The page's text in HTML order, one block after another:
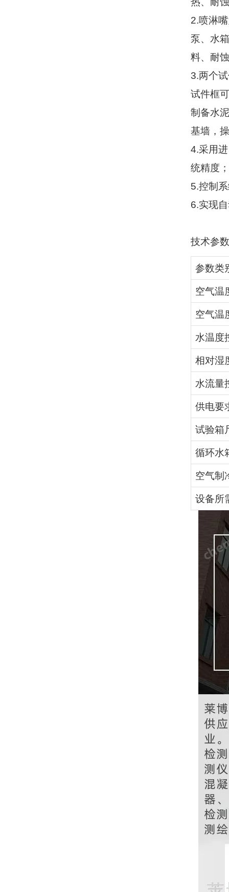
2.喷淋
泵、水
料、耐
3.两个
试件框
制备水
基墙，
4.采用
统精度；
5.控制
6.实现
技术参
参数类
空气温
空气温
水温度
相对湿
水流量
供电要
试验箱
循环水
空气制
设备所